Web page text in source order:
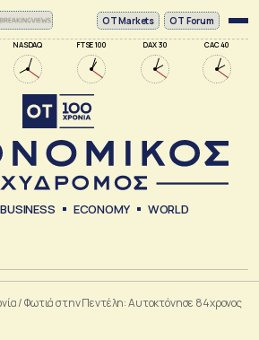
NASDAQ FTSE 100 DAX 30 CAC 40
ΟΤ Markets OT Forum
BUSINESS ECONOMY WORLD
/Φωτιά στην Πεντέλη: Αυτοκτόνησε 84χρονος